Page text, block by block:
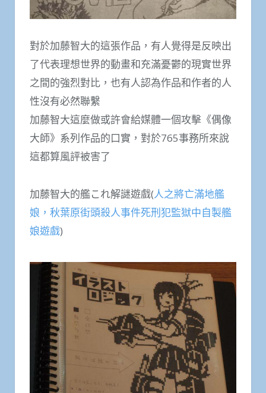
對於加藤智大的這張作品，有人覺得是反映出
了代表理想世界的動畫和充滿憂鬱的現實世界
之間的強烈對比，也有人認為作品​​和作者的人
性沒有必然聯繫
加藤智大這麼做或許會給媒體一個攻擊《偶像
大師》系列作品的口實，對於765事務所來說
這都算風評被害了
加藤智大的艦これ解謎遊戲(人之將亡滿地艦
娘，秋葉原街頭殺人事件死刑犯監獄中自製艦
娘遊戲)